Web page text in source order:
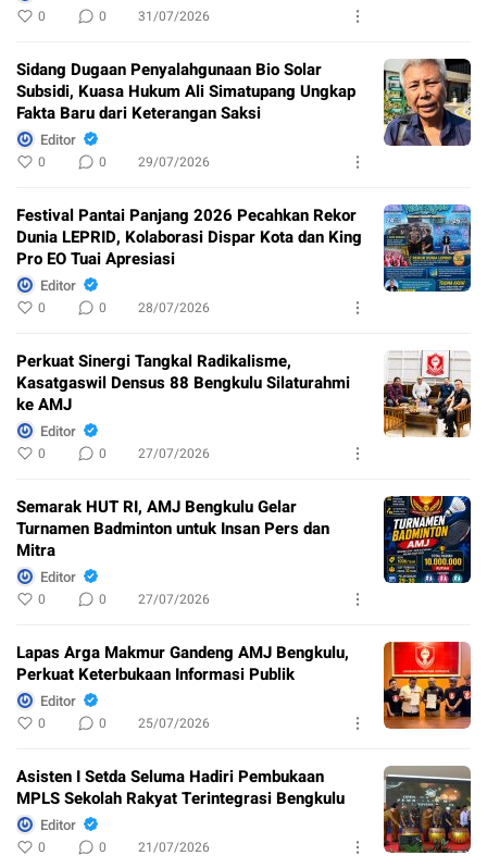
0 0 31/07/2026
Sidang Dugaan Penyalahgunaan Bio Solar
Subsidi, Kuasa Hukum Ali Simatupang Ungkap
Fakta Baru dari Keterangan Saksi
Editor
0 0 29/07/2026
Festival Pantai Panjang 2026 Pecahkan Rekor
Dunia LEPRID, Kolaborasi Dispar Kota dan King
Pro EO Tuai Apresiasi
Editor
0 0 28/07/2026
Perkuat Sinergi Tangkal Radikalisme,
Kasatgaswil Densus 88 Bengkulu Silaturahmi
ke AMJ
Editor
0 0 27/07/2026
Semarak HUT RI, AMJ Bengkulu Gelar
Turnamen Badminton untuk Insan Pers dan
Mitra
Editor
0 0 27/07/2026
Lapas Arga Makmur Gandeng AMJ Bengkulu,
Perkuat Keterbukaan Informasi Publik
Editor
0 0 25/07/2026
Asisten I Setda Seluma Hadiri Pembukaan
MPLS Sekolah Rakyat Terintegrasi Bengkulu
Editor
0 0 21/07/2026